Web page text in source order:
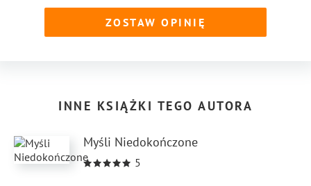
ZOSTAW OPINIĘ
INNE KSIĄŻKI TEGO AUTORA
Myśli Niedokończone
5